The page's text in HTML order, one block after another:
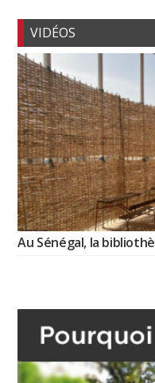
VIDÉOS
Au Sénégal, la